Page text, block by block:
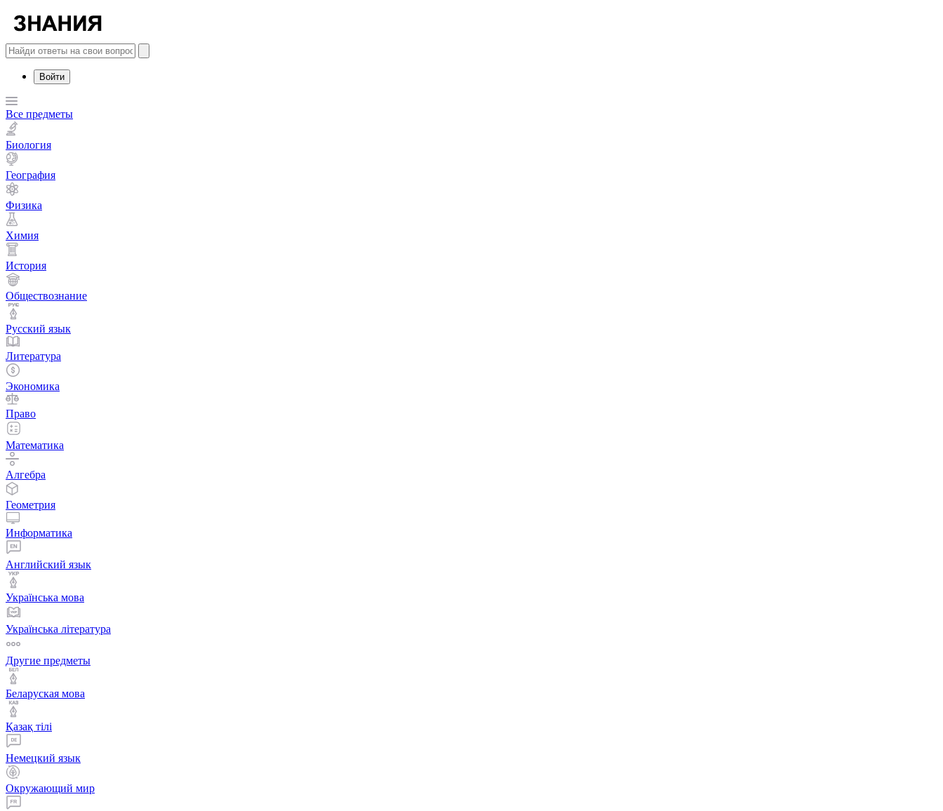
Войти
Все предметы
Биология
География
Физика
Химия
История
Обществознание
Русский язык
Литература
Экономика
Право
Математика
Алгебра
Геометрия
Информатика
Английский язык
Українська мова
Українська література
Другие предметы
Беларуская мова
Қазақ тiлi
Немецкий язык
Окружающий мир